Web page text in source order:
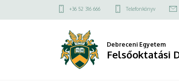
használatának
a
Felső
menü
+36 52 316 666 Telefonkönyv
Debreceni Egyetem
Felsőoktatási